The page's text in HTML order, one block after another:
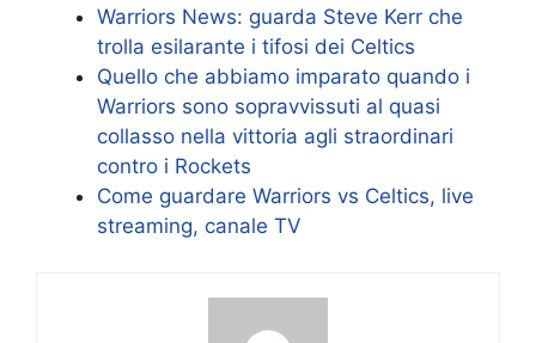
Warriors News: guarda Steve Kerr che
trolla esilarante i tifosi dei Celtics
Quello che abbiamo imparato quando i
Warriors sono sopravvissuti al quasi
collasso nella vittoria agli straordinari
contro i Rockets
Come guardare Warriors vs Celtics, live
streaming, canale TV